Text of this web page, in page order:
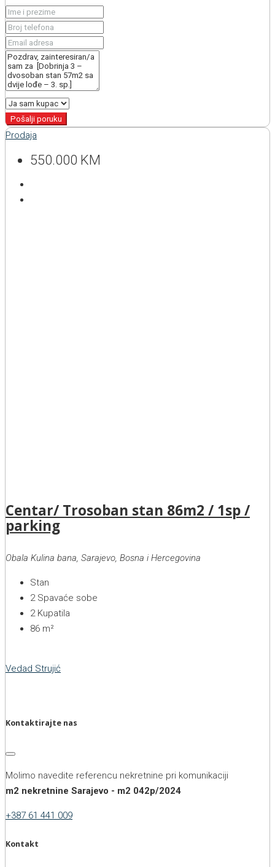
Pošalji poruku
Prodaja
550.000 KM
Centar/ Trosoban stan 86m2 / 1sp /
parking
Obala Kulina bana, Sarajevo, Bosna i Hercegovina
Stan
2 Spavaće sobe
2 Kupatila
86 m²
Vedad Strujić
Kontaktirajte nas
Molimo navedite referencu nekretnine pri komunikaciji
m2 nekretnine Sarajevo - m2 042p/2024
+387 61 441 009
Kontakt